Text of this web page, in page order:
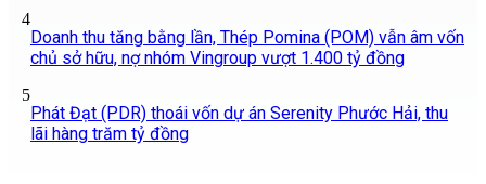
4
Doanh thu tăng bằng lần, Thép Pomina (POM) vẫn âm vốn
chủ sở hữu, nợ nhóm Vingroup vượt 1.400 tỷ đồng
5
Phát Đạt (PDR) thoái vốn dự án Serenity Phước Hải, thu
lãi hàng trăm tỷ đồng